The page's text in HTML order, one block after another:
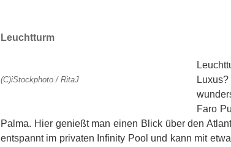
Leuchtturm
(C)iStockphoto / RitaJ
Faro
Palma. Hier genießt man einen Blick über den
entspannt im privaten Infinity Pool und kann mit